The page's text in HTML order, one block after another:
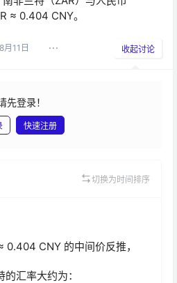
≈ 0.404 CNY。
月11日 收起讨论
先登录！
快速注册
切换为时间排序
0.404 CNY 的中间价反推，
汇率大约为：